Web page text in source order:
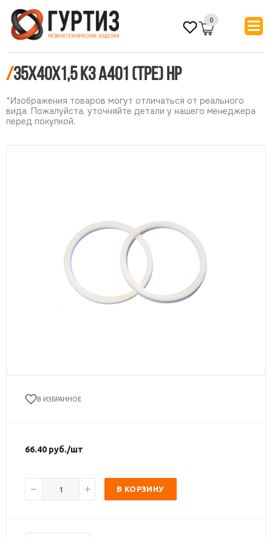
0
/35х40х1,5 КЗ А401 (ТРЕ) НР
*Изображения товаров могут отличаться от реального
вида. Пожалуйста, уточняйте детали у нашего менеджера
перед покупкой.
В ИЗБРАННОЕ
66.40 руб./шт
В КОРЗИНУ